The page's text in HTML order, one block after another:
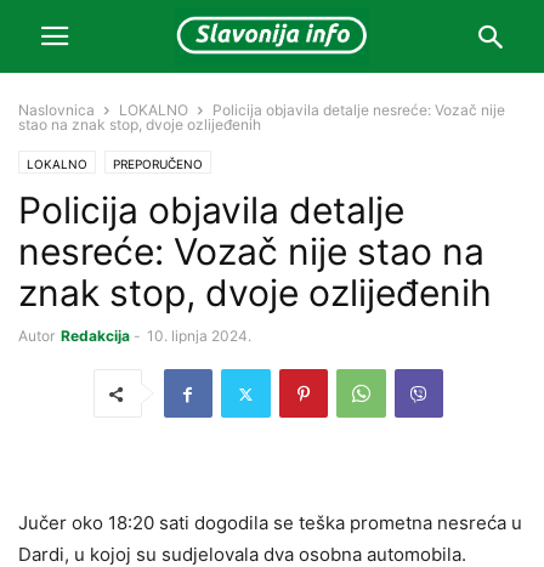
Naslovnica LOKALNO
Policija objavila detalje nesreće: Vozač nije
stao na znak stop, dvoje ozlijeđenih
LOKALNO PREPORUČENO
Policija objavila detalje
nesreće: Vozač nije stao na
znak stop, dvoje ozlijeđenih
Autor Redakcija - 10. lipnja 2024.
Jučer oko 18:20 sati dogodila se teška prometna nesreća u
Dardi, u kojoj su sudjelovala dva osobna automobila.